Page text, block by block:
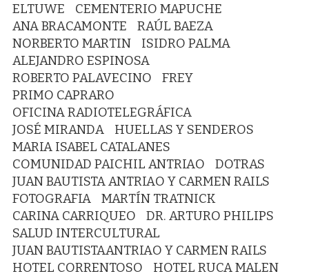
ELTUWE
CEMENTERIO MAPUCHE
ANA BRACAMONTE
RAÚL BAEZA
NORBERTO MARTIN
ISIDRO PALMA
ALEJANDRO ESPINOSA
ROBERTO PALAVECINO
FREY
PRIMO CAPRARO
OFICINA RADIOTELEGRÁFICA
JOSÉ MIRANDA
HUELLAS Y SENDEROS
MARIA ISABEL CATALANES
COMUNIDAD PAICHIL ANTRIAO
DOTRAS
JUAN BAUTISTA ANTRIAO Y CARMEN RAILS
FOTOGRAFIA
MARTÍN TRATNICK
CARINA CARRIQUEO
DR. ARTURO PHILIPS
SALUD INTERCULTURAL
JUAN BAUTISTAANTRIAO Y CARMEN RAILS
HOTEL CORRENTOSO
HOTEL RUCA MALEN